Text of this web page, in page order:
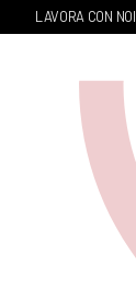
LAVORA CON NOI